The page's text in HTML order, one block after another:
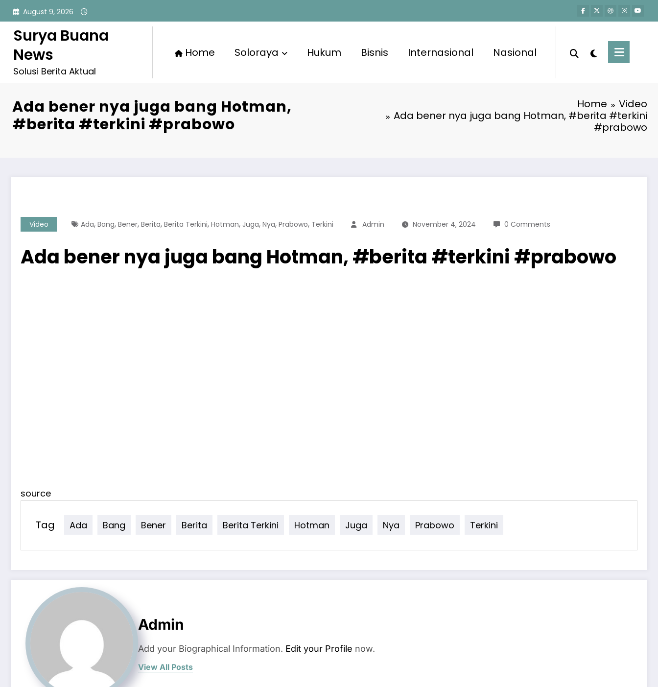
Skip
content
August 9, 2026
Surya Buana
News
Solusi Berita Aktual
Home Soloraya Hukum Bisnis Internasional Nasional
Ada bener nya juga bang Hotman,
#berita #terkini #prabowo
Home
Video
Ada bener nya juga bang Hotman, #berita #terkini
#prabowo
Video Ada, Bang, Bener, Berita, Berita Terkini, Hotman, Juga, Nya, Prabowo, Terkini Admin November 4, 2024 0 Comments
Ada bener nya juga bang Hotman, #berita #terkini #prabowo
source
Tag Ada Bang Bener Berita Berita Terkini Hotman Juga Nya Prabowo Terkini
Admin
Add your Biographical Information. Edit your Profile now.
View All Posts